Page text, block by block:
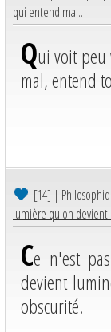
qui entend ma...
Qui voit
mal, entend
[14] |
lumière qu'on
Ce n'est
devient
obscurité.